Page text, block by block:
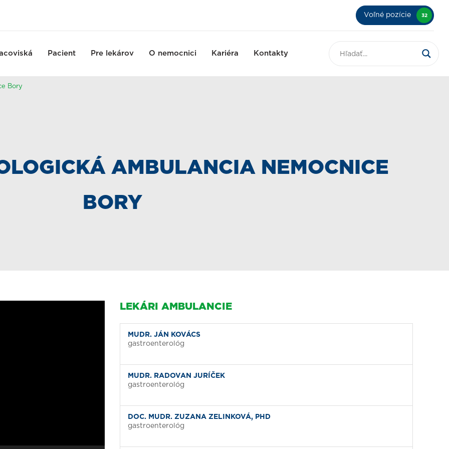
Voľné pozície 32
Pacient Pre lekárov O nemocnici Kariéra Kontakty
Bory
AMBULANCIA NEMOCNICE
BORY
LEKÁRI AMBULANCIE
MUDR. JÁN KOVÁCS
gastroenterológ
MUDR. RADOVAN JURÍČEK
gastroenterológ
DOC. MUDR. ZUZANA ZELINKOVÁ, PHD
gastroenterológ